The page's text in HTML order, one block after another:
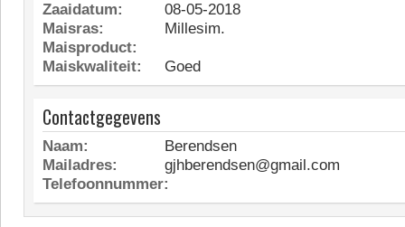
Zaaidatum:
08-05-2018
Maisras:
Millesim.
Maisproduct:
Maiskwaliteit:
Goed
Contactgegevens
Naam:
Berendsen
Mailadres:
gjhberendsen@gmail.com
Telefoonnummer: